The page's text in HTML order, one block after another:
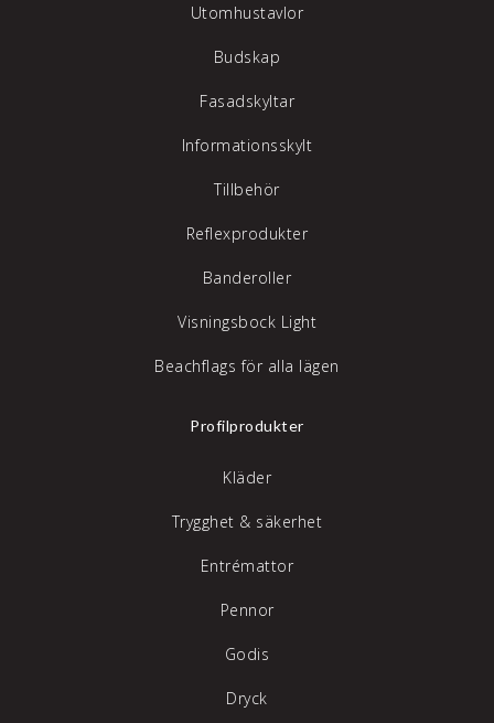
Utomhustavlor
Budskap
Fasadskyltar
Informationsskylt
Tillbehör
Reflexprodukter
Banderoller
Visningsbock Light
Beachflags för alla lägen
Profilprodukter
Kläder
Trygghet & säkerhet
Entrémattor
Pennor
Godis
Dryck